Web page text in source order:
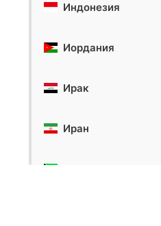
Индонезия
Иордания
Ирак
Иран